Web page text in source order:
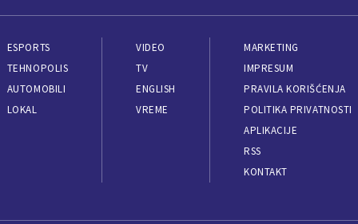
ESPORTS
TEHNOPOLIS
AUTOMOBILI
LOKAL
VIDEO
TV
ENGLISH
VREME
MARKETING
IMPRESUM
PRAVILA KORIŠĆENJA
POLITIKA PRIVATNOSTI
APLIKACIJE
RSS
KONTAKT